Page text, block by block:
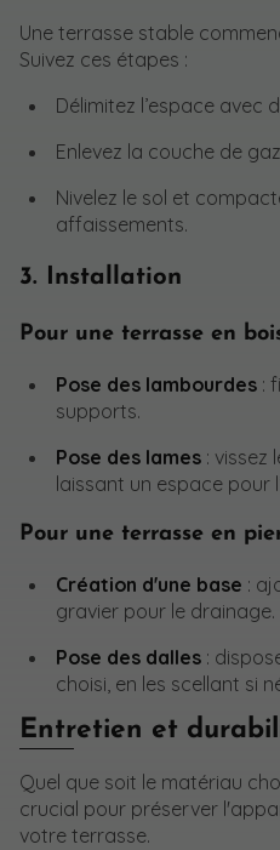
Une terrasse stable
Suivez ces étapes :
Délimitez l’espace avec
Enlevez la couche de
Nivelez le sol et
affaissements.
3. Installation
Pour une terrasse en
Pose des lambourdes:
supports.
Pose des lames: vissez
laissant un espace pour
Pour une terrasse en
Création d'une base :
gravier pour le drainage.
Pose des dalles:
choisi, en les scellant si
Entretien et
Quel que soit le matériau
crucial pour préserver
votre terrasse.